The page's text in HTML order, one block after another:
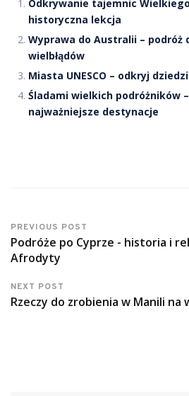
Odkrywanie tajemnic
historyczna lekcja
Wyprawa do Australii – podróż
wielbłądów
Miasta UNESCO – odkryj
Śladami wielkich podróżników
najważniejsze destynacje
PREVIOUS POST
Podróże po Cyprze - historia i
Afrodyty
NEXT POST
Rzeczy do zrobienia w Manili